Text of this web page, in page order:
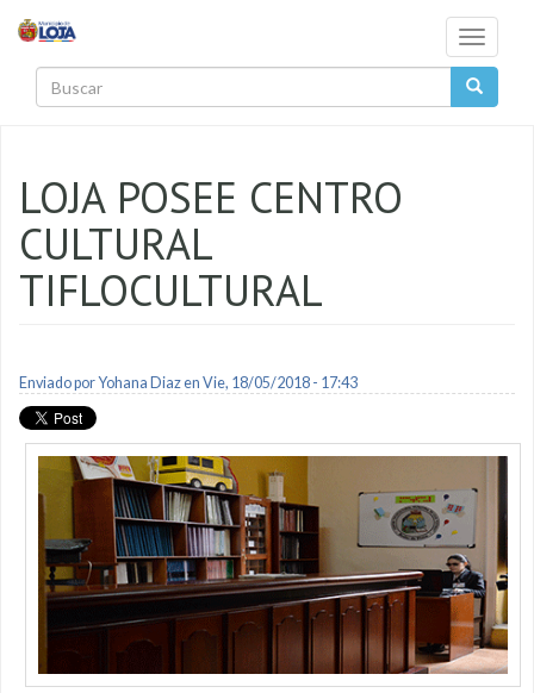
Toggle
LOJA POSEE CENTRO
CULTURAL
TIFLOCULTURAL
Enviado porYohana Diazen Vie, 18/05/2018 - 17:43